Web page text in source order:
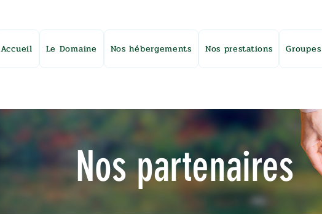
Accueil Le Domaine Nos hébergements Nos prestations Groupes
Nos partenaires